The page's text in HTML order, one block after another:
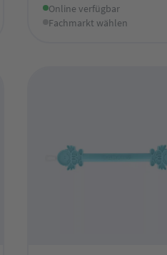
Online verfügbar
Fachmarkt wählen